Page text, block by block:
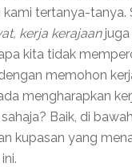
tertanya-tanya.
kerja kerajaanjuga
kita tidak
memohon
mengharapkan
Baik, di
kupasan yang